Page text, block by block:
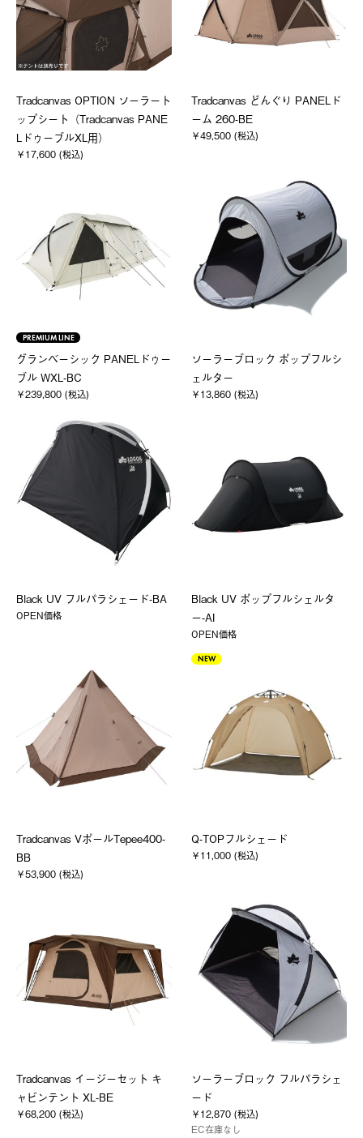
Tradcanvas OPTION ソーラート
ップシート（Tradcanvas PANE
LドゥーブルXL用）
￥17,600 (税込)
Tradcanvas どんぐり PANELド
ーム 260-BE
￥49,500 (税込)
PREMIUM LINE
グランベーシック PANELドゥー
ブル WXL-BC
￥239,800 (税込)
ソーラーブロック ポップフルシ
ェルター
￥13,860 (税込)
Black UV フルパラシェード-BA
OPEN価格
Black UV ポップフルシェルタ
ー-AI
OPEN価格
Tradcanvas VポールTepee400-
BB
￥53,900 (税込)
NEW
Q-TOPフルシェード
￥11,000 (税込)
Tradcanvas イージーセット キ
ャビンテント XL-BE
￥68,200 (税込)
ソーラーブロック フルパラシェ
ード
￥12,870 (税込)
EC在庫なし